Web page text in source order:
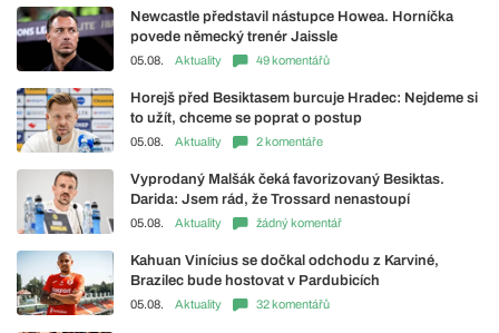
Newcastle představil nástupce Howea. Horníčka
povede německý trenér Jaissle
05.08. Aktuality 49 komentářů
Horejš před Besiktasem burcuje Hradec: Nejdeme si
to užít, chceme se poprat o postup
05.08. Aktuality 2 komentáře
Vyprodaný Malšák čeká favorizovaný Besiktas.
Darida: Jsem rád, že Trossard nenastoupí
05.08. Aktuality žádný komentář
Kahuan Vinícius se dočkal odchodu z Karviné,
Brazilec bude hostovat v Pardubicích
05.08. Aktuality 32 komentářů